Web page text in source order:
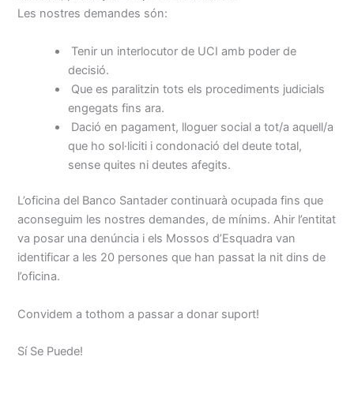
Les nostres demandes són:
Tenir un interlocutor de UCI amb poder de
decisió.
Que es paralitzin tots els procediments judicials
engegats fins ara.
Dació en pagament, lloguer social a tot/a aquell/a
que ho sol·liciti i condonació del deute total,
sense quites ni deutes afegits.
L’oficina del Banco Santader continuarà ocupada fins que
aconseguim les nostres demandes, de mínims. Ahir l’entitat
va posar una denúncia i els Mossos d’Esquadra van
identificar a les 20 persones que han passat la nit dins de
l’oficina.
Convidem a tothom a passar a donar suport!
Sí Se Puede!